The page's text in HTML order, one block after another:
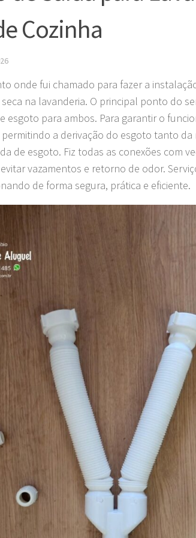
Cozinha
onde fui chamado para fazer a
na lavanderia. O principal ponto do
esgoto para ambos. Para garantir o
permitindo a derivação do esgoto tanto
de esgoto. Fiz todas as conexões com
vazamentos e retorno de odor.
de forma segura, prática e eficiente.